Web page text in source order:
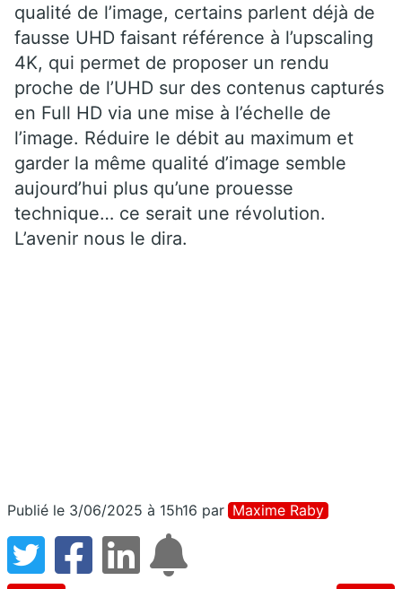
qualité de l’image, certains parlent déjà de
fausse UHD faisant référence à l’upscaling
4K, qui permet de proposer un rendu
proche de l’UHD sur des contenus capturés
en Full HD via une mise à l’échelle de
l’image. Réduire le débit au maximum et
garder la même qualité d’image semble
aujourd’hui plus qu’une prouesse
technique… ce serait une révolution.
L’avenir nous le dira.
Publié le 3/06/2025 à 15h16 par Maxime Raby